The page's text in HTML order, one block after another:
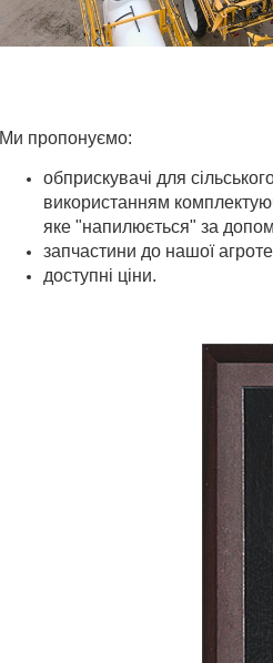
Ми пропонуємо:
обприскувачі для
використанням
яке "напилюється" за
запчастини до нашої
доступнi цiни.